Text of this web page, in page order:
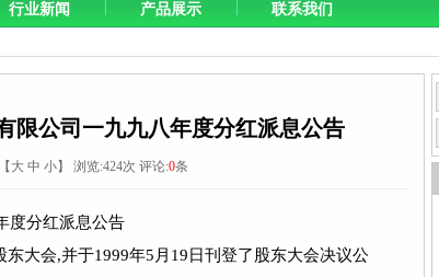
行业新闻 产品展示 联系我们
限公司一九九八年度分红派息公告
【 大 中 小】 浏览:424次 评论:0条
度分红派息公告
大会,并于1999年5月19日刊登了股东大会决议公